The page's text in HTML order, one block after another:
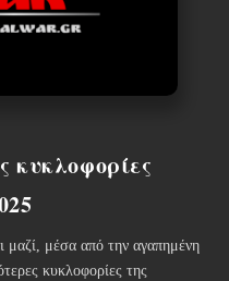
κυκλοφορίες
μαζί, μέσα από την αγαπημένη
κυκλοφορίες της